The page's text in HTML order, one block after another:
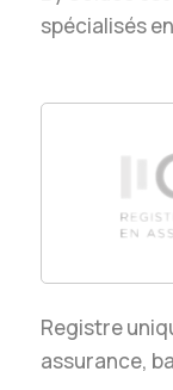
spécialisés
Registre
assurance,